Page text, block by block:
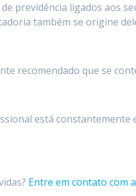
previdência ligados aos
também se origine
recomendado que se
está
Entre em contato com